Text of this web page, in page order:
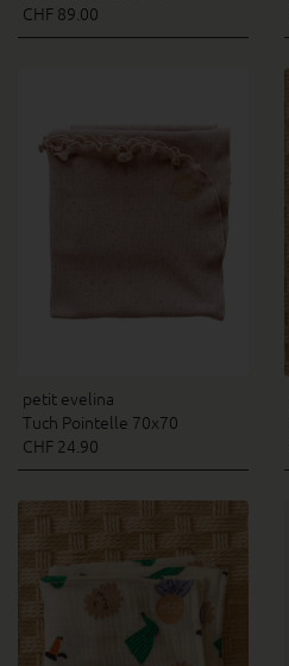
CHF 89.00
petit evelina
Tuch Pointelle 70x70
CHF 24.90